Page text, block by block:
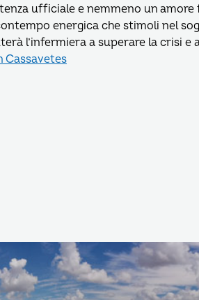
ufficiale e nemmeno un
energica che stimoli nel
l’infermiera a superare la crisi e
Cassavetes